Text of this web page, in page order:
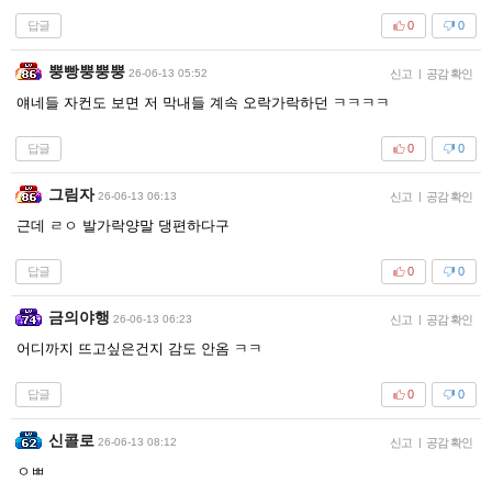
답글 0
0
뿡빵뿡뿡뿡 26-06-13 05:52 신고 | 공감 확인
얘네들 자컨도 보면 저 막내들 계속 오락가락하던 ㅋㅋㅋㅋ
답글 0
0
그림자 26-06-13 06:13 신고 | 공감 확인
근데 ㄹㅇ 발가락양말 댕편하다구
답글 0
0
금의야행 26-06-13 06:23 신고 | 공감 확인
어디까지 뜨고싶은건지 감도 안옴 ㅋㅋ
답글 0
0
신콜로 26-06-13 08:12 신고 | 공감 확인
ㅇㅃ